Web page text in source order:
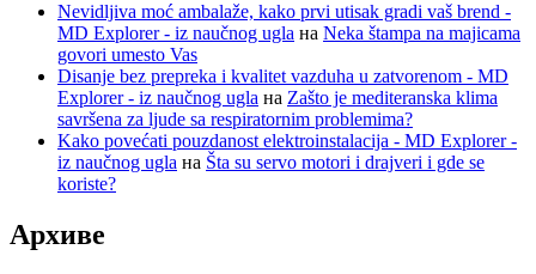
Nevidljiva moć ambalaže, kako prvi utisak gradi vaš brend -
MD Explorer - iz naučnog ugla на Neka štampa na majicama
govori umesto Vas
Disanje bez prepreka i kvalitet vazduha u zatvorenom - MD
Explorer - iz naučnog ugla на Zašto je mediteranska klima
savršena za ljude sa respiratornim problemima?
Kako povećati pouzdanost elektroinstalacija - MD Explorer -
iz naučnog ugla на Šta su servo motori i drajveri i gde se
koriste?
Архиве